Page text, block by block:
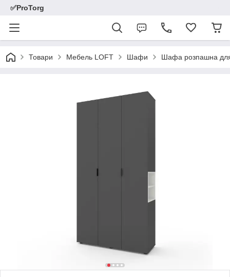
✅ProTorg
Товари Мебель LOFT Шафи Шафа розпашна для